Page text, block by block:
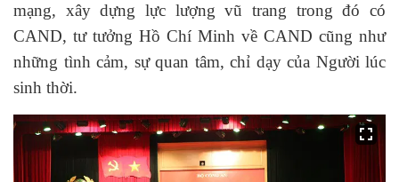
mạng, xây dựng lực lượng vũ trang trong đó có
CAND, tư tưởng Hồ Chí Minh về CAND cũng như
những tình cảm, sự quan tâm, chỉ dạy của Người lúc
sinh thời.